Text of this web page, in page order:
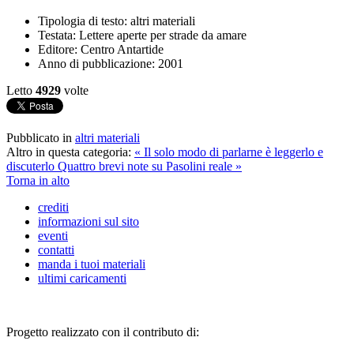
Tipologia di testo: altri materiali
Testata: Lettere aperte per strade da amare
Editore: Centro Antartide
Anno di pubblicazione: 2001
Letto 4929 volte
Pubblicato in altri materiali
Altro in questa categoria: « Il solo modo di parlarne è leggerlo e
discuterlo Quattro brevi note su Pasolini reale »
Torna in alto
crediti
informazioni sul sito
eventi
contatti
manda i tuoi materiali
ultimi caricamenti
Progetto realizzato con il contributo di: